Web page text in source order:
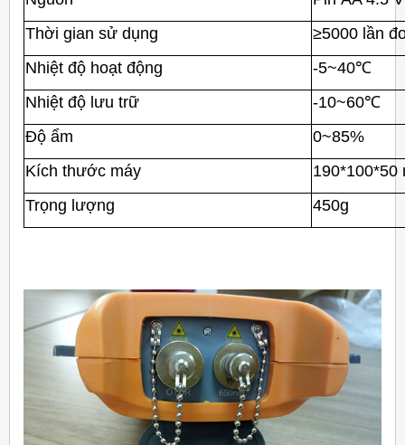
Thời gian sử dụng
≥5000 lần
Nhiệt độ hoạt động
-5~40℃
Nhiệt độ lưu trữ
-10~60℃
Độ ẩm
0~85%
Kích thước máy
190*100*50
Trọng lượng
450g